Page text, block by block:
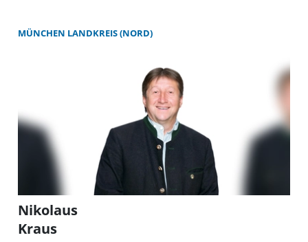
sollten, um den Landkreis München für zukünftige
MÜNCHEN LANDKREIS (NORD)
Nikolaus
Kraus